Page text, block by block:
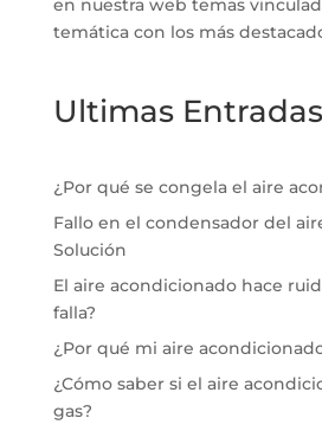
en nuestra web temas
temática con los más
Ultimas Entradas
¿Por qué se congela el aire
Fallo en el condensador del
Solución
El aire acondicionado hace
falla?
¿Por qué mi aire
¿Cómo saber si el aire
gas?